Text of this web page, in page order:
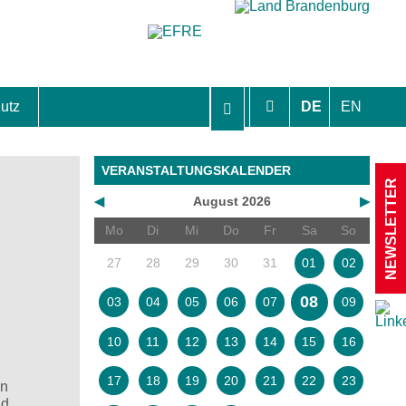
DE EN
VERANSTALTUNGSKALENDER
◀ ▶
August 2026
Mo
Di Mi Do Fr Sa So
27 28 29 30 31 01 02
03 04 05 06 07 08 09
10 11 12 13 14 15 16
17 18 19 20 21 22 23
NEWSLETTER